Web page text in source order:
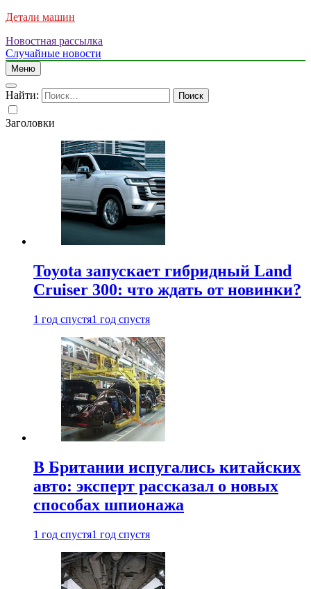
Детали машин
Новостная рассылка
Случайные новости
Меню
Найти:
Заголовки
Toyota запускает гибридный Land
Cruiser 300: что ждать от новинки?
1 год спустя1 год спустя
В Британии испугались китайских
авто: эксперт рассказал о новых
способах шпионажа
1 год спустя1 год спустя